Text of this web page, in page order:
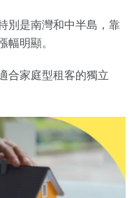
別是南灣和中半島，靠
幅明顯。
合家庭型租客的獨立